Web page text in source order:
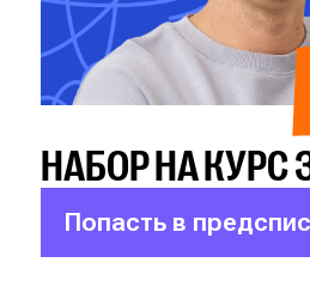
Попасть в
НАБОР НА КУРС